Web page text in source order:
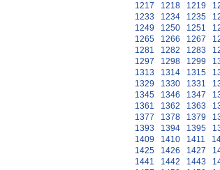
1217
1218 1219
1233
1234 1235
1249
1250 1251
1265
1266 1267
1281
1282 1283
1297
1298 1299
1313
1314 1315
1329
1330 1331
1345
1346 1347
1361
1362 1363
1377
1378 1379
1393
1394 1395
1409
1410 1411
1425
1426 1427
1441
1442 1443